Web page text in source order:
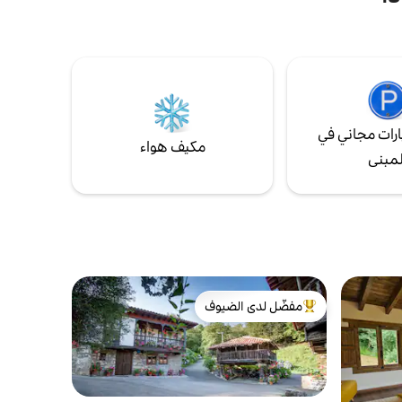
30 دقيقة من بحر
مجاني في
مكيف هواء
من أبرز البيوت المفضّلة لدى الضيوف
مفضّل لدى الضيوف